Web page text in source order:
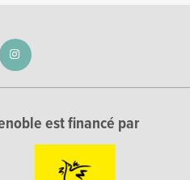
est financé par